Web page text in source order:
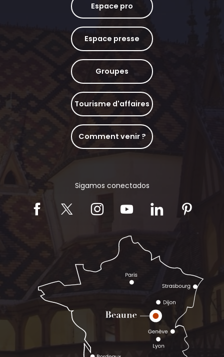
Espace pro
Espace presse
Groupes
Tourisme d'affaires
Comment venir ?
Sigamos conectados